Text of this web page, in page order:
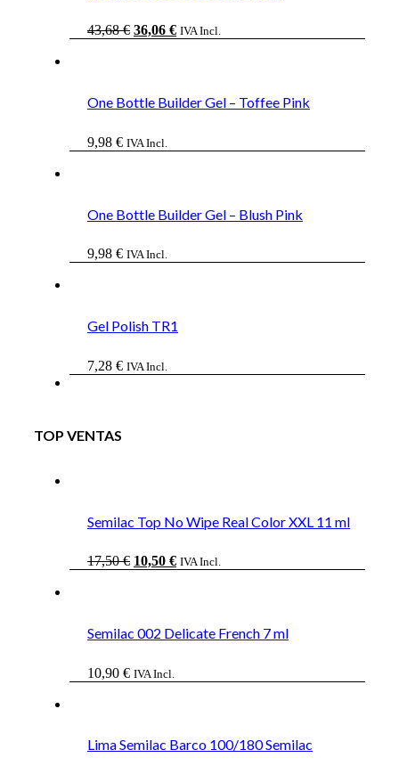
43,68€ El
36,06 €ElIVA Incl.
One Bottle Builder Gel – Toffee Pink
9,98 € IVA Incl.
One Bottle Builder Gel – Blush Pink
9,98 € IVA Incl.
Gel Polish TR1
7,28 € IVA Incl.
TOP VENTAS
Semilac Top No Wipe Real Color XXL 11 ml
17,50€ El
10,50 €ElIVA Incl.
Semilac 002 Delicate French 7 ml
10,90 € IVA Incl.
Lima Semilac Barco 100/180 Semilac